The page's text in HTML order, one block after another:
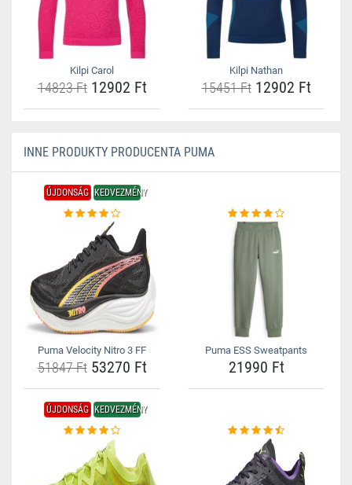
Kilpi Carol
14823 Ft12902 Ft
Kilpi Nathan
15451 Ft12902 Ft
INNE PRODUKTY PRODUCENTA PUMA
ÚJDONSÁG KEDVEZMÉNY
Puma Velocity Nitro 3 FF
51847 Ft53270 Ft
Puma ESS Sweatpants
21990 Ft
ÚJDONSÁG KEDVEZMÉNY